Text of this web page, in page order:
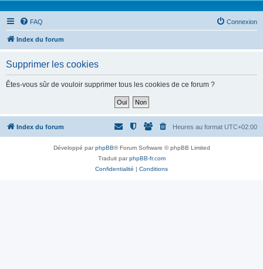
FAQ Connexion
Index du forum
Supprimer les cookies
Êtes-vous sûr de vouloir supprimer tous les cookies de ce forum ?
Index du forum Heures au format UTC+02:00
Développé parphpBB® Forum Software © phpBB Limited
Traduit parphpBB-fr.com
Confidentialité | Conditions